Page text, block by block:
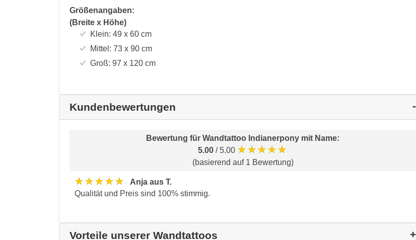
Größenangaben:
(Breite x Höhe)
Klein: 49 x 60cm
Mittel: 73 x 90cm
Groß: 97 x 120cm
Kundenbewertungen
Bewertung für Wandtattoo Indianerpony mit Name:
5.00 / 5.00 ★★★★★
(basierend auf 1 Bewertung)
★★★★★
Anja aus T.
Qualität und Preis sind 100% stimmig.
Vorteile unserer Wandtattoos